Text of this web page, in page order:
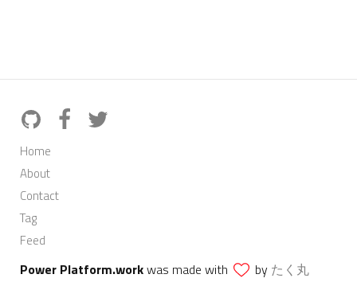
Home
About
Contact
Tag
Feed
Power Platform.workwas made with by たく丸